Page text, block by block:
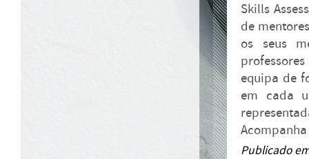
Skills
de
os seus
equipa de
em cada
Publicado